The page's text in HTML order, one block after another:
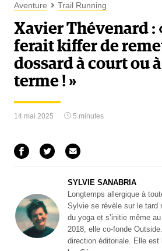
Aventure Trail Running
Xavier Thévenard :
ferait kiffer de
dossard à court ou
terme ! »
14 mai 2025 5 minutes
SYLVIE SANABRIA
Longtemps allergique à
Sylvie se révèle sur le tard
du yoga et s’initie même
2018, elle co-fonde
direction éditoriale. Elle est